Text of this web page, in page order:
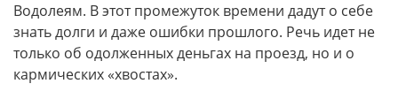
Водолеям. В этот промежуток времени дадут о себе
знать долги и даже ошибки прошлого. Речь идет не
только об одолженных деньгах на проезд, но и о
кармических «хвостах».